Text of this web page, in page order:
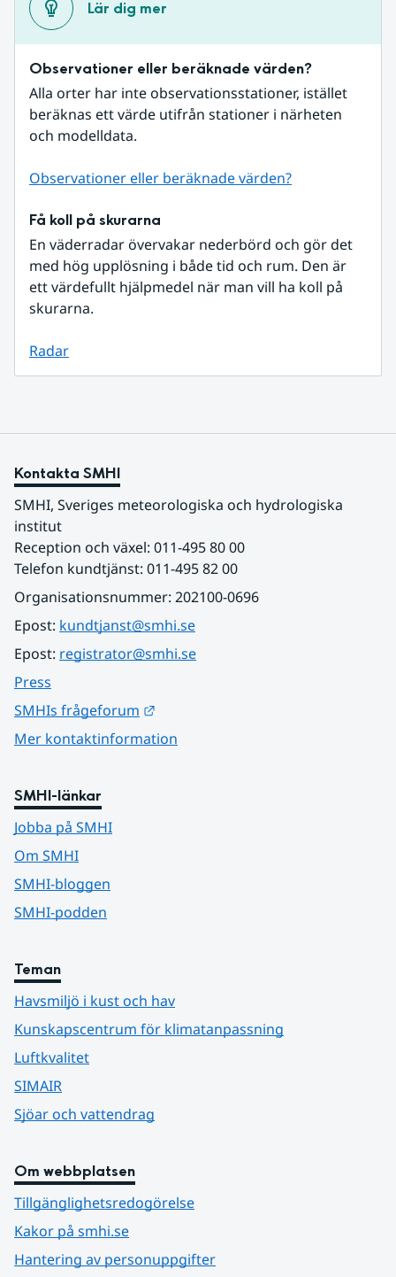
Lär dig mer
Observationer eller beräknade värden?
Alla orter har inte observationsstationer, istället
beräknas ett värde utifrån stationer i närheten
och modelldata.
Observationer eller beräknade värden?
Få koll på skurarna
En väderradar övervakar nederbörd och gör det
med hög upplösning i både tid och rum. Den är
ett värdefullt hjälpmedel när man vill ha koll på
skurarna.
Radar
Kontakta SMHI
SMHI, Sveriges meteorologiska och hydrologiska
institut
Reception och växel: 011-495 80 00
Telefon kundtjänst: 011-495 82 00
Organisationsnummer: 202100-0696
Epost: kundtjanst@smhi.se
Epost: registrator@smhi.se
Press
SMHIs frågeforum
Mer kontaktinformation
SMHI-länkar
Jobba på SMHI
Om SMHI
SMHI-bloggen
SMHI-podden
Teman
Havsmiljö i kust och hav
Kunskapscentrum för klimatanpassning
Luftkvalitet
SIMAIR
Sjöar och vattendrag
Om webbplatsen
Tillgänglighetsredogörelse
Kakor på smhi.se
Hantering av personuppgifter